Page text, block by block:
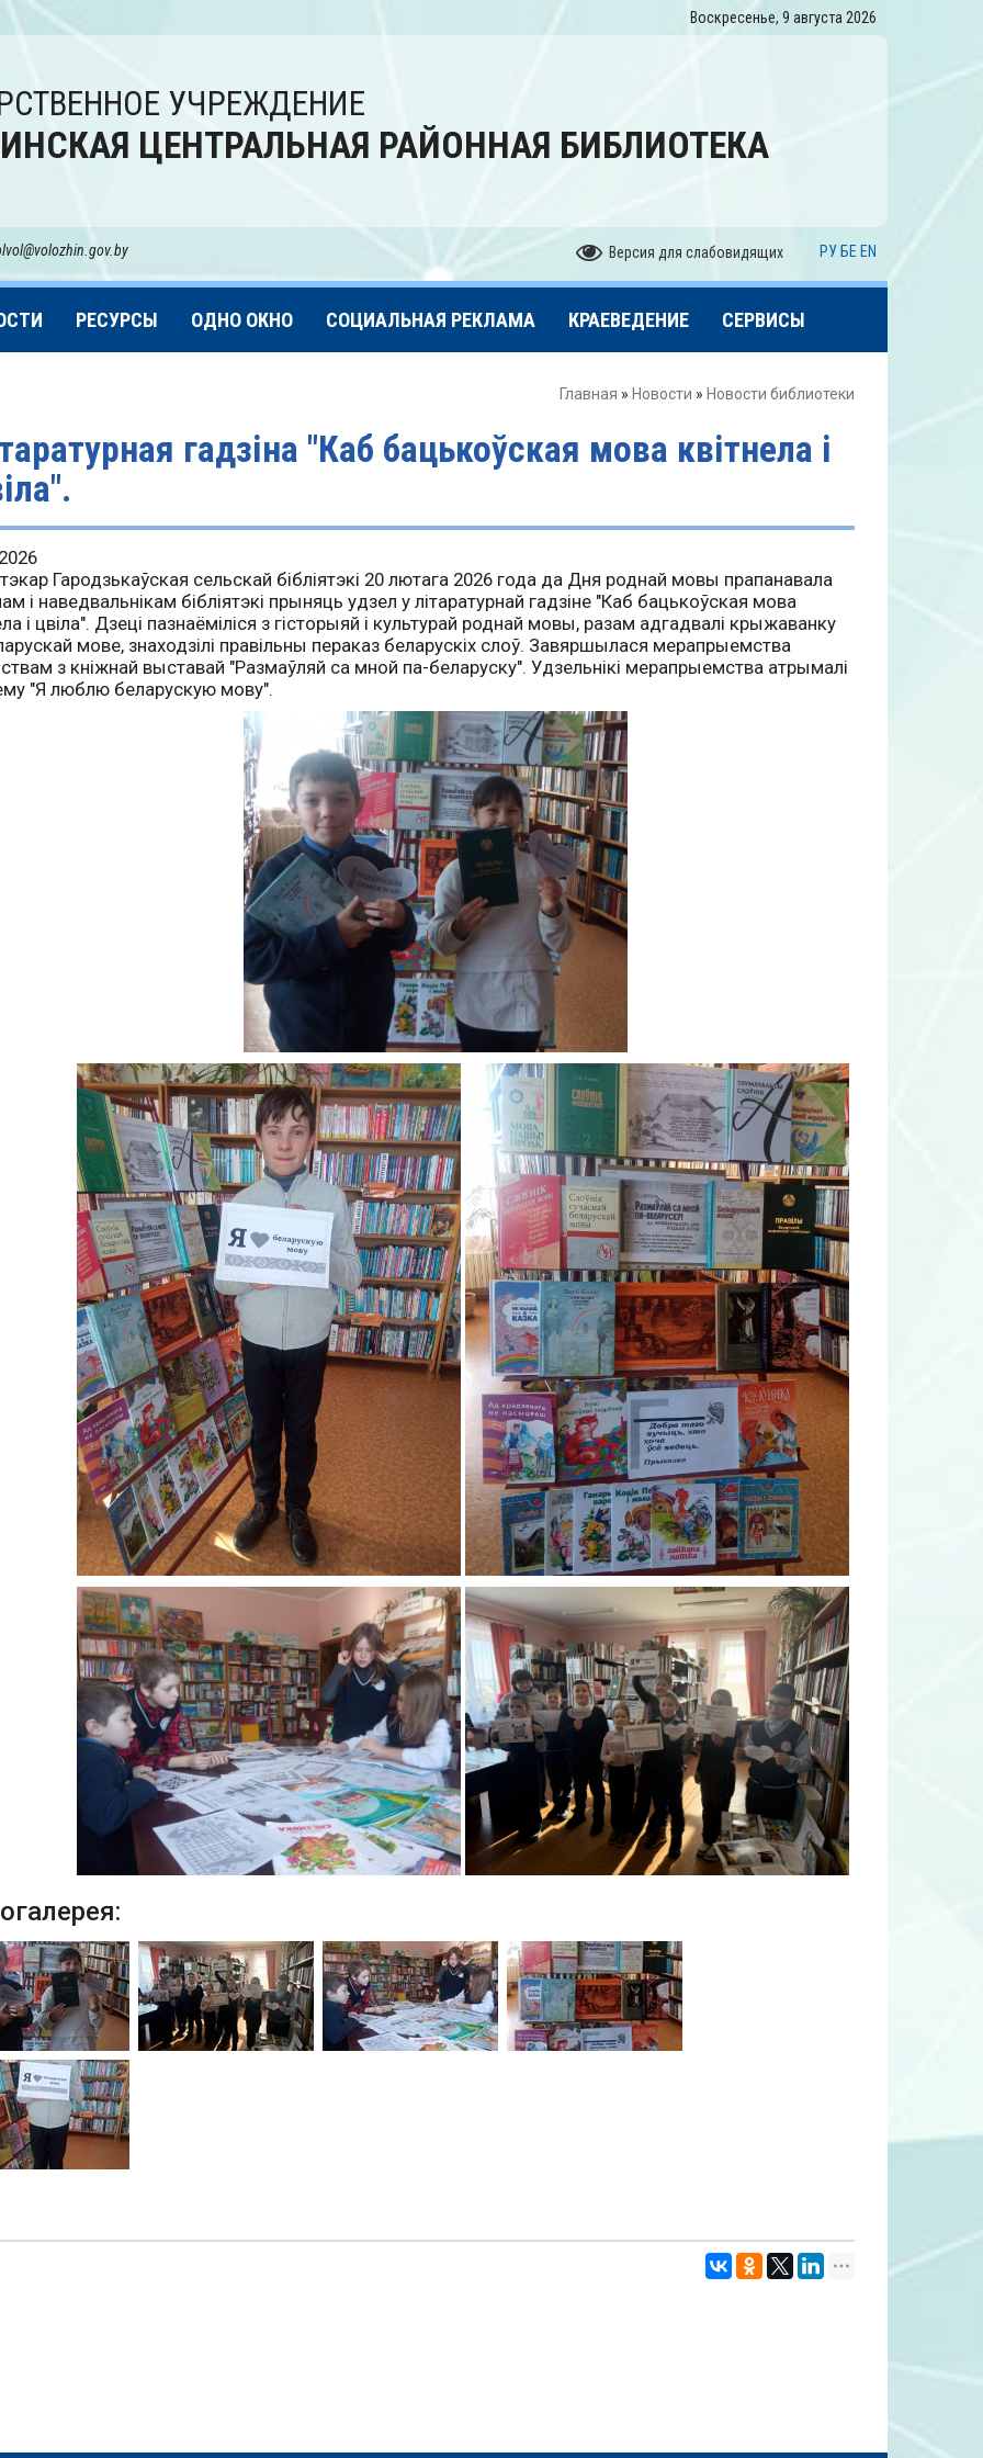
Воскресенье, 9 августа 2026
УЧРЕЖДЕНИЕ
ЦЕНТРАЛЬНАЯ РАЙОННАЯ БИБЛИОТЕКА
Версия для слабовидящих РУ БЕ EN
РЕСУРСЫ ОДНО ОКНО СОЦИАЛЬНАЯ РЕКЛАМА КРАЕВЕДЕНИЕ СЕРВИСЫ
Главная » Новости » Новости библиотеки
гадзіна "Каб бацькоўская мова квітнела і
Гародзькаўская сельскай бібліятэкі 20 лютага 2026 года да Дня роднай мовы прапанавала
і наведвальнікам бібліятэкі прыняць удзел у літаратурнай гадзіне "Каб бацькоўская мова
і цвіла". Дзеці пазнаёміліся з гісторыяй і культурай роднай мовы, разам адгадвалі крыжаванку
мове, знаходзілі правільны пераказ беларускіх слоў. Завяршылася мерапрыемства
з кніжнай выставай "Размаўляй са мной па-беларуску". Удзельнікі мерапрыемства атрымалі
"Я люблю беларускую мову".